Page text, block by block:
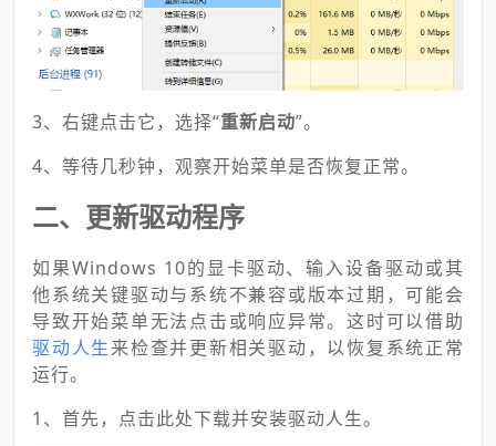
3、右键点击它，选择“重新启动”。
4、等待几秒钟，观察开始菜单是否恢复正常。
二、更新驱动程序
如果Windows 10的显卡驱动、输入设备驱动或其
他系统关键驱动与系统不兼容或版本过期，可能会
导致开始菜单无法点击或响应异常。这时可以借助
驱动人生来检查并更新相关驱动，以恢复系统正常
运行。
1、首先，点击此处下载并安装驱动人生。